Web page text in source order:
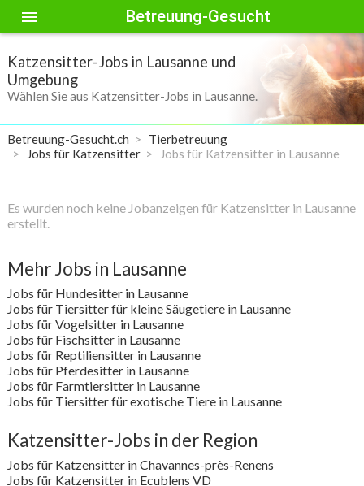
menu Betreuung-Gesucht
Katzensitter-Jobs in Lausanne und
Umgebung
Wählen Sie aus Katzensitter-Jobs in Lausanne.
Betreuung-Gesucht.ch
Tierbetreuung
Jobs für Katzensitter
Jobs für Katzensitter in Lausanne
Es wurden noch keine Jobanzeigen für Katzensitter in Lausanne
erstellt.
Mehr Jobs in Lausanne
Jobs für Hundesitter in Lausanne
Jobs für Tiersitter für kleine Säugetiere in Lausanne
Jobs für Vogelsitter in Lausanne
Jobs für Fischsitter in Lausanne
Jobs für Reptiliensitter in Lausanne
Jobs für Pferdesitter in Lausanne
Jobs für Farmtiersitter in Lausanne
Jobs für Tiersitter für exotische Tiere in Lausanne
Katzensitter-Jobs in der Region
Jobs für Katzensitter in Chavannes-près-Renens
Jobs für Katzensitter in Ecublens VD